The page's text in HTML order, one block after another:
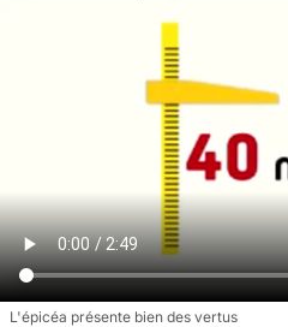
L'épicéa présente bien des vertus